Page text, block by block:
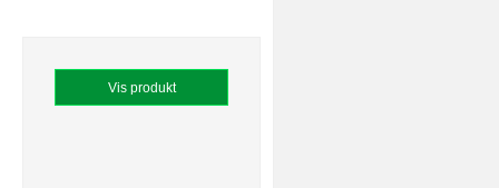
Vis produkt